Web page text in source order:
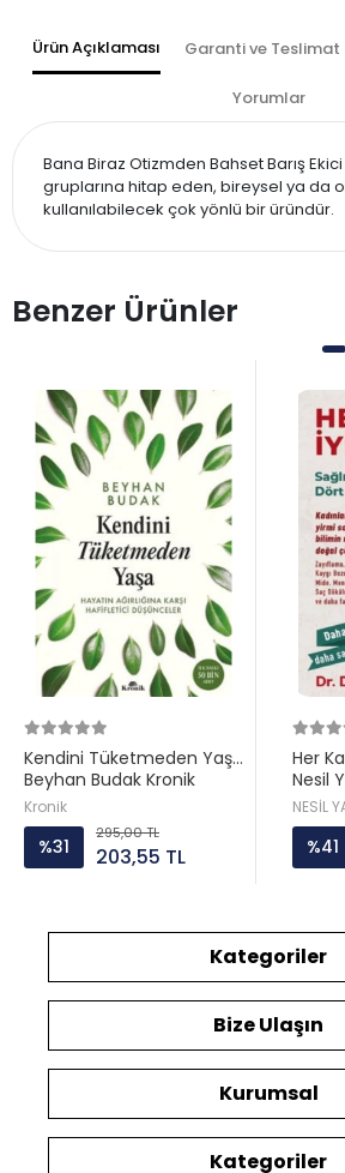
Ürün Açıklaması Garanti ve Teslimat
Yorumlar
Bana Biraz Otizmden Bahset Barış Ekici
gruplarına hitap eden, bireysel ya da
kullanılabilecek çok yönlü bir üründür.
Benzer Ürünler
Kendini Tüketmeden Yaşa
Beyhan Budak Kronik
Kronik
%31
295,00 TL
203,55 TL
Her
Nesil
NESİL
%41
Kategoriler
Bize Ulaşın
Kurumsal
Kategoriler